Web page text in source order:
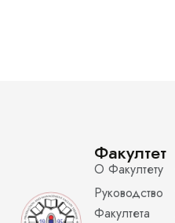
Факултет
О Факултету
Руководство
Факултета